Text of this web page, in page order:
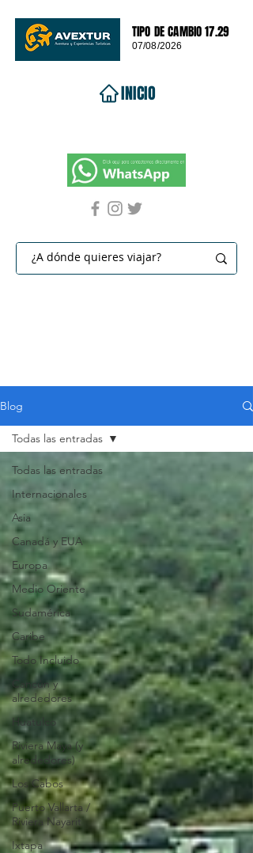
TIPO DE CAMBIO 17.29
07/08/2026
INICIO
VIAJES 2027
Blog
Todas las entradas
Internacionales
Asia
Canadá y EUA
Europa
Medio Oriente
Sudamérica
Caribe
Todo Incluido
Cancún y
alrededores
Huatulco
Riviera Maya (y
alrededores)
Los Cabos
Puerto Vallarta /
Riviera Nayarit
Ixtapa
Todas las entradas